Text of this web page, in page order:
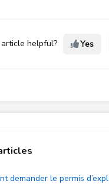
helpful? Yes
demander le permis